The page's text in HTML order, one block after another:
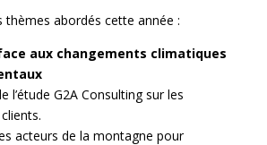
thèmes abordés cette année :
aux changements climatiques
l’étude G2A Consulting sur les
acteurs de la montagne pour